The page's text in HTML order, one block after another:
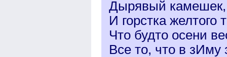
Дырявый
И горстка желтого
Что будто осени
Все то, что в зИму